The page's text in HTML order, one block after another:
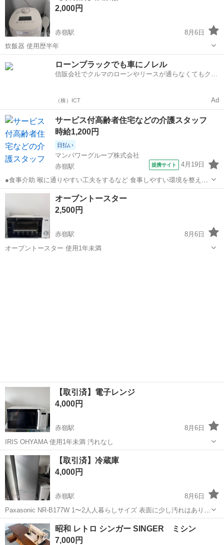
り丁寧に扱ってき...2,000円
赤嶺駅
8月6日
炊飯器 使用歴半年
赤嶺駅 キッチン家電
ローンブラックでも車にノレル
信販会社でクルマのローンやリースが通らなくてもクル
（株）ICT Ad
サービス付高齢者住宅などの介護スタッフ
時給1,200円
日払い
マンパワーグループ株式会社
赤嶺駅
提携サイト 4月19日
●食事介助 喉に通りやすい工夫をするなど 食事しやすい環境を整える
料理を口まで運ぶ・お箸を持つサポートなど 食事のお手伝い ●排泄介
助 トイレへの誘導 体勢・着替えなどのお手伝い ※利用者様によっ
て、おむつ介助もあります...
沖縄 宜野湾市 赤嶺駅 介護
オーブントースター
2,500円
赤嶺駅
8月6日
オーブントースター 使用1年未満
【取引済】電子レンジ
4,000円
赤嶺駅
8月6日
IRIS OHYAMA 使用1年未満 汚れなし
沖縄 那覇市 赤嶺駅 キッチン家電
【取引済】冷蔵庫
4,000円
赤嶺駅
8月6日
Paxasonic NR-B177W 1〜2人人暮らしサイズ 表面に少し汚れはありま
すが、中は汚れなし 正常に機能します。
沖縄 那覇市 赤嶺駅 キッチン家電
昭和 レトロ シンガー SINGER ミシン
7,000円